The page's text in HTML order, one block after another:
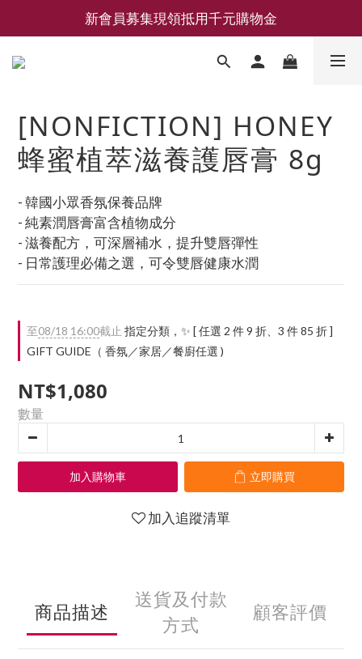
新會員募集現領抵用千元購物金
新會員募集現領抵用千元購物金
LEMAIRE 經典可頌包 NEW ARRIVAL
新會員募集現領抵用千元購物金
[NONFICTION] HONEY
蜂蜜植萃滋養護唇膏 8g
- 韓國小眾香氛保養品牌
- 純素潤唇膏富含植物成分
- 滋養配方，可深層補水，提升雙唇彈性
- 日常護理必備之選，可令雙唇健康水潤
至08/18 16:00截止 指定分類，✨ [ 任選 2 件 9 折、3 件 85 折 ]
GIFT GUIDE（ 香氛／家居／餐廚任選 )
NT$1,080
數量
加入購物車 立即購買
加入追蹤清單
商品描述
送貨及付款
方式
顧客評價